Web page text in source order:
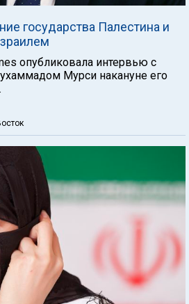
государства Палестина и
опубликовала интервью с
Мурси накануне его